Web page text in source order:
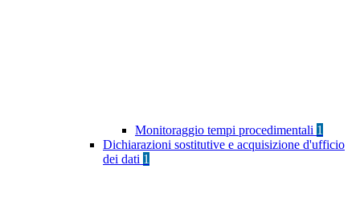
Monitoraggio tempi procedimentali 1
Dichiarazioni sostitutive e acquisizione d'ufficio
dei dati 1